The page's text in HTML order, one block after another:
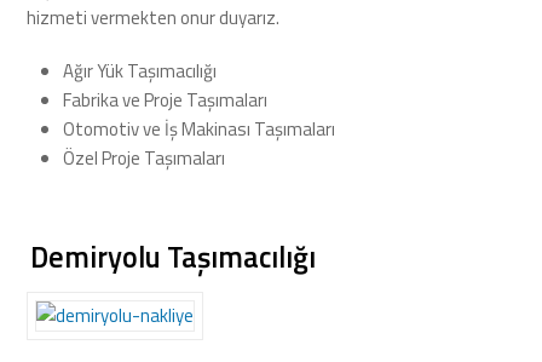
hizmeti vermekten onur duyarız.
Ağır Yük Taşımacılığı
Fabrika ve Proje Taşımaları
Otomotiv ve İş Makinası Taşımaları
Özel Proje Taşımaları
Demiryolu Taşımacılığı